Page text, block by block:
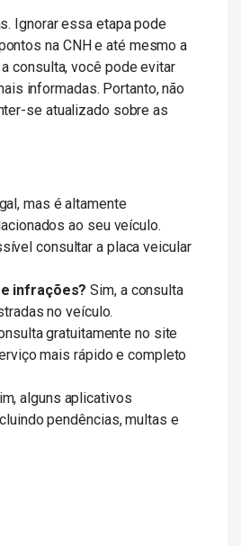
Ignorar essa etapa pode
na CNH e até mesmo a
consulta, você pode evitar
informadas. Portanto, não
se atualizado sobre as
mas é altamente
ao seu veículo.
consultar a placa veicular
infrações? Sim, a consulta
no veículo.
gratuitamente no site
mais rápido e completo
alguns aplicativos
pendências, multas e